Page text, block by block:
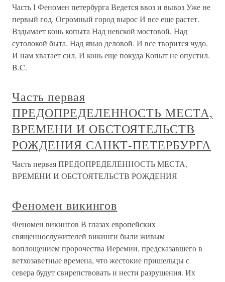
Часть I Феномен петербурга Ведется ввоз и вывоз Уже не
первый год. Огромный город вырос И все еще растет.
Вздымает конь копыта Над невской мостовой, Над
сутолокой быта, Над явью деловой. И все творится чудо,
И нам хватает сил, И конь еще покуда Копыт не опустил.
B.C.
Часть первая
ПРЕДОПРЕДЕЛЕННОСТЬ МЕСТА,
ВРЕМЕНИ И ОБСТОЯТЕЛЬСТВ
РОЖДЕНИЯ САНКТ-ПЕТЕРБУРГА
Часть первая ПРЕДОПРЕДЕЛЕННОСТЬ МЕСТА,
ВРЕМЕНИ И ОБСТОЯТЕЛЬСТВ РОЖДЕНИЯ
Феномен викингов
Феномен викингов В глазах европейских
священнослужителей викинги были живым
воплощением пророчества Иеремии, предсказавшего в
ветхозаветные времена, что жестокие пришельцы с
севера будут свирепствовать и нести разрушения. Их